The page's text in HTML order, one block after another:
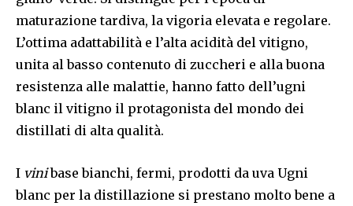
maturazione tardiva, la vigoria elevata e regolare.
L’ottima adattabilità e l’alta acidità del vitigno,
unita al basso contenuto di zuccheri e alla buona
resistenza alle malattie, hanno fatto dell’ugni
blanc il vitigno il protagonista del mondo dei
distillati di alta qualità.
I vinibase bianchi, fermi, prodotti da uva Ugni
blanc per la distillazione si prestano molto bene a